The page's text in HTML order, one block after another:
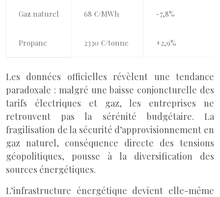
Gaz naturel 68 €/MWh -7,8%
Propane 2330 €/tonne +2,9%
Les données officielles révèlent une tendance
paradoxale : malgré une baisse conjoncturelle des
tarifs électriques et gaz, les entreprises ne
retrouvent pas la sérénité budgétaire. La
fragilisation de la sécurité d’approvisionnement en
gaz naturel, conséquence directe des tensions
géopolitiques, pousse à la diversification des
sources énergétiques.
L’infrastructure énergétique devient elle-même